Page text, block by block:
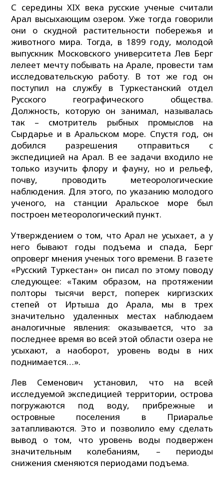
С середины XIX века русские ученые считали
Арал высыхающим озером. Уже тогда говорили
они о скудной растительности побережья и
животного мира. Тогда, в 1899 году, молодой
выпускник Московского университета Лев Берг
лелеет мечту побывать на Арале, провести там
исследовательскую работу. В тот же год он
поступил на службу в Туркестанский отдел
Русского географического общества.
Должность, которую он занимал, называлась
так – смотритель рыбных промыслов на
Сырдарье и в Аральском море. Спустя год, он
добился разрешения отправиться с
экспедицией на Арал. В ее задачи входило не
только изучить флору и фауну, но и рельеф,
почву, проводить метеорологические
наблюдения. Для этого, по указанию молодого
ученого, на станции Аральское море был
построен метеорологический пункт.
Утверждением о том, что Арал не усыхает, а у
него бывают годы подъема и спада, Берг
опроверг мнения ученых того времени. В газете
«Русский Туркестан» он писал по этому поводу
следующее: «Таким образом, на протяжении
полторы тысячи верст, поперек киргизских
степей от Иртыша до Арала, мы в трех
значительно удаленных местах наблюдаем
аналогичные явления: оказывается, что за
последнее время во всей этой области озера не
усыхают, а наоборот, уровень воды в них
поднимается…».
Лев Семенович установил, что на всей
исследуемой экспедицией территории, острова
погружаются под воду, прибрежные и
островные поселения в Приаралье
затапливаются. Это и позволило ему сделать
вывод о том, что уровень воды подвержен
значительным колебаниям, – периоды
снижения сменяются периодами подъема.